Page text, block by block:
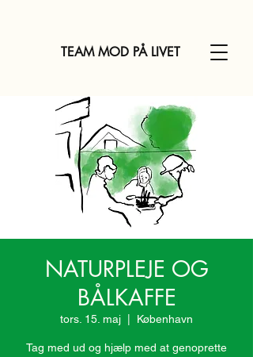
TEAM MOD PÅ LIVET
NATURPLEJE OG
BÅLKAFFE
tors. 15. maj København
Tag med ud og hjælp med at genoprette